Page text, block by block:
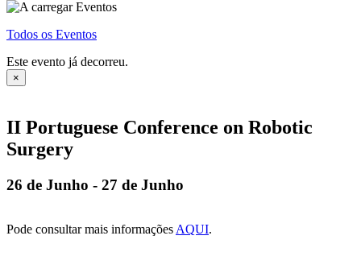
Todos os Eventos
Este evento já decorreu.
×
II Portuguese Conference on Robotic
Surgery
26 de Junho - 27 de Junho
Pode consultar mais informações AQUI.